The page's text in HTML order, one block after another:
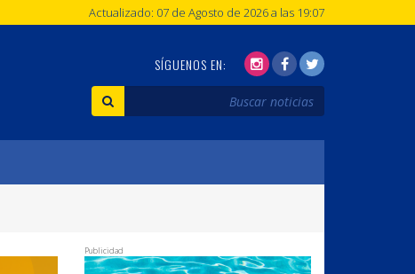
Actualizado: 07 de Agosto de 2026 a las 19:07
SÍGUENOS EN:
Publicidad